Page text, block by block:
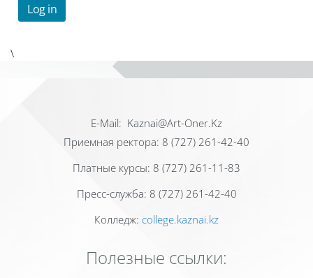
Log in
\
Е-Mail: Kaznai@Art-Oner.Kz
Приемная ректора: 8 (727) 261-42-40
Платные курсы: 8 (727) 261-11-83
Пресс-служба: 8 (727) 261-42-40
Колледж: college.kaznai.kz
Полезные ссылки: